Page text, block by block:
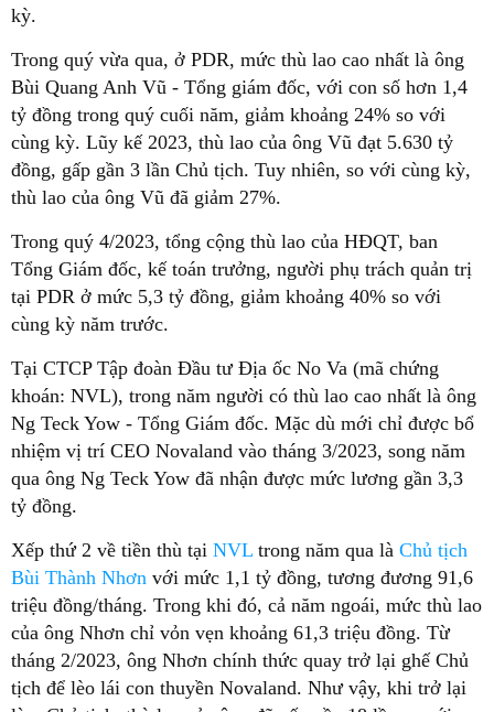
kỳ.
Trong quý vừa qua, ở PDR, mức thù lao cao nhất là ông
Bùi Quang Anh Vũ - Tổng giám đốc, với con số hơn 1,4
tỷ đồng trong quý cuối năm, giảm khoảng 24% so với
cùng kỳ. Lũy kế 2023, thù lao của ông Vũ đạt 5.630 tỷ
đồng, gấp gần 3 lần Chủ tịch. Tuy nhiên, so với cùng kỳ,
thù lao của ông Vũ đã giảm 27%.
Trong quý 4/2023, tổng cộng thù lao của HĐQT, ban
Tổng Giám đốc, kế toán trưởng, người phụ trách quản trị
tại PDR ở mức 5,3 tỷ đồng, giảm khoảng 40% so với
cùng kỳ năm trước.
Tại CTCP Tập đoàn Đầu tư Địa ốc No Va (mã chứng
khoán: NVL), trong năm người có thù lao cao nhất là ông
Ng Teck Yow - Tổng Giám đốc. Mặc dù mới chỉ được bổ
nhiệm vị trí CEO Novaland vào tháng 3/2023, song năm
qua ông Ng Teck Yow đã nhận được mức lương gần 3,3
tỷ đồng.
Xếp thứ 2 về tiền thù tại NVL trong năm qua là Chủ tịch
Bùi Thành Nhơn với mức 1,1 tỷ đồng, tương đương 91,6
triệu đồng/tháng. Trong khi đó, cả năm ngoái, mức thù lao
của ông Nhơn chỉ vỏn vẹn khoảng 61,3 triệu đồng. Từ
tháng 2/2023, ông Nhơn chính thức quay trở lại ghế Chủ
tịch để lèo lái con thuyền Novaland. Như vậy, khi trở lại